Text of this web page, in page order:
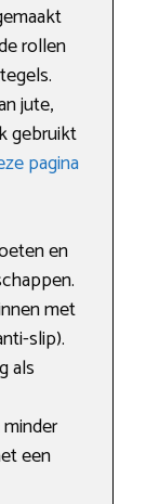
rollen
jute,
gebruikt
pagina
en
met
slip).
als
een